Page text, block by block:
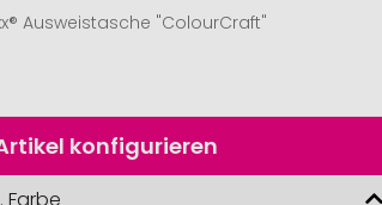
Ausweistasche "ColourCraft"
konfigurieren